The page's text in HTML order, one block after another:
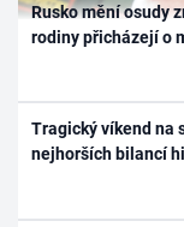
Rusko mění osudy
rodiny přicházejí o
Tragický víkend na
nejhorších bilancí